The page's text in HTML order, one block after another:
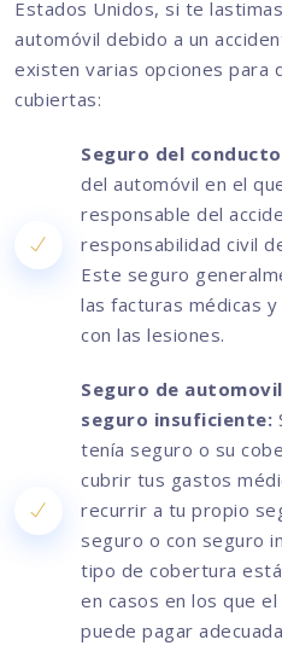
Estados Unidos, si te
automóvil debido a un
existen varias opciones para
cubiertas:
Seguro del
del automóvil en el
responsable del
responsabilidad civil
Este seguro
las facturas médicas
con las lesiones.
Seguro de
seguro insuficiente:
tenía seguro o su
cubrir tus gastos
recurrir a tu propio
seguro o con seguro
tipo de cobertura
en casos en los que
puede pagar